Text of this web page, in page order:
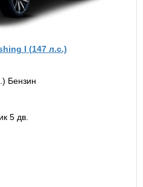
I (147 л.с.)
Бензин
5 дв.